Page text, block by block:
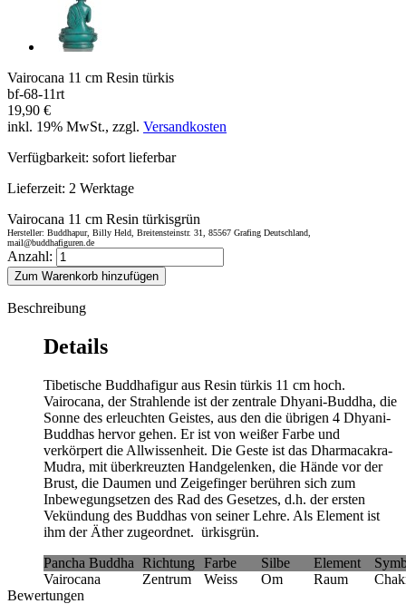
Vairocana 11 cm Resin türkis
bf-68-11rt
19,90 €
inkl. 19% MwSt., zzgl. Versandkosten
Verfügbarkeit: sofort lieferbar
Lieferzeit: 2 Werktage
Vairocana 11 cm Resin türkisgrün
Hersteller: Buddhapur, Billy Held, Breitensteinstr. 31, 85567 Grafing Deutschland,
mail@buddhafiguren.de
Anzahl:
Zum Warenkorb hinzufügen
Beschreibung
Details
Tibetische Buddhafigur aus Resin türkis 11 cm hoch.
Vairocana, der Strahlende ist der zentrale Dhyani-Buddha, die
Sonne des erleuchten Geistes, aus den die übrigen 4 Dhyani-
Buddhas hervor gehen. Er ist von weißer Farbe und
verkörpert die Allwissenheit. Die Geste ist das Dharmacakra-
Mudra, mit überkreuzten Handgelenken, die Hände vor der
Brust, die Daumen und Zeigefinger berühren sich zum
Inbewegungsetzen des Rad des Gesetzes, d.h. der ersten
Vekündung des Buddhas von seiner Lehre. Als Element ist
ihm der Äther zugeordnet. ürkisgrün.
Pancha Buddha Richtung Farbe Silbe Element
Vairocana
Zentrum Weiss Om Raum
Bewertungen